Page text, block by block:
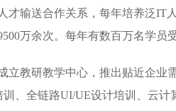
才输送合作关系，每年培养泛IT
万余次。每年有数百万名学
立教研教学中心，推出贴近企业
训、全链路UI/UE设计培训、云